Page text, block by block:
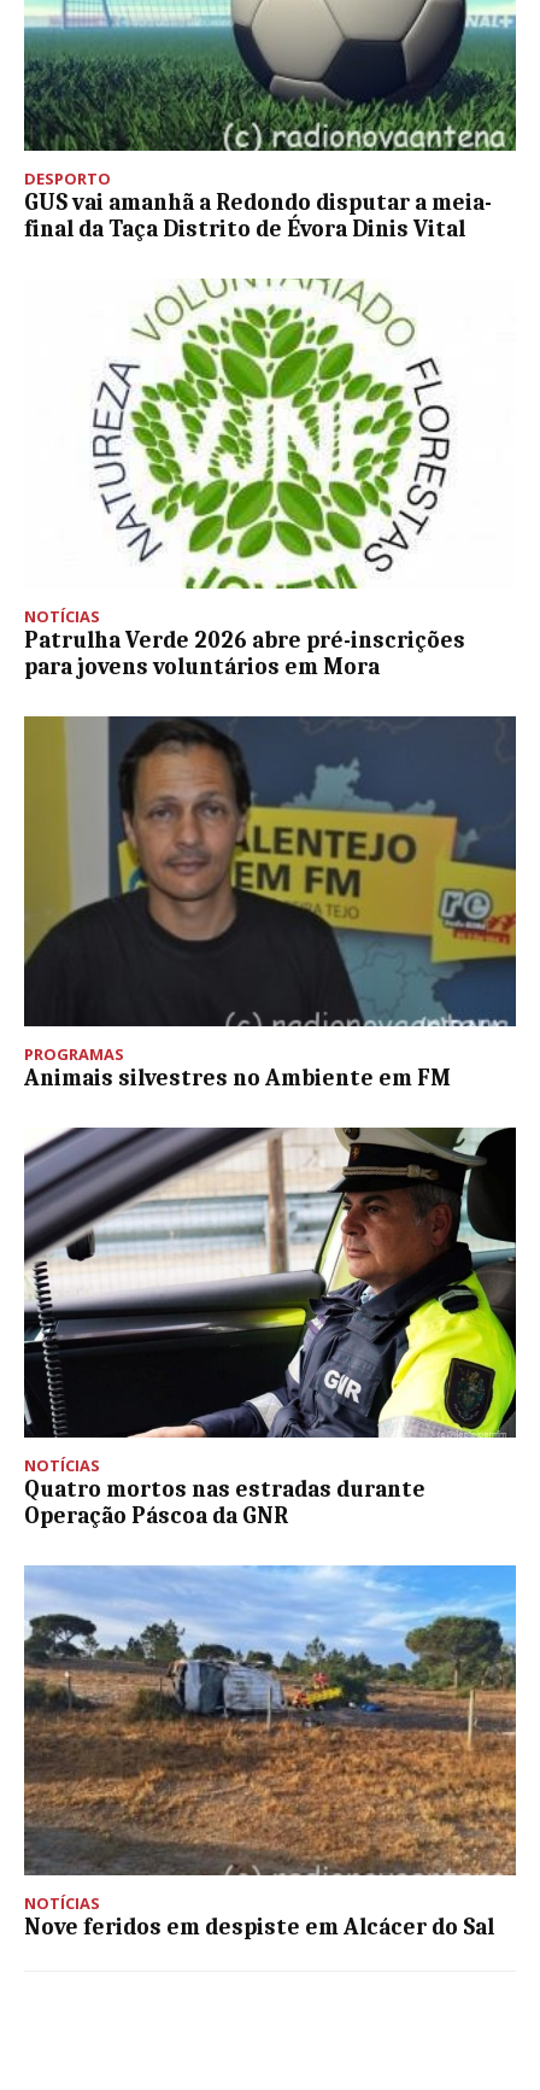
DESPORTO
GUS vai amanhã a Redondo disputar a meia-
final da Taça Distrito de Évora Dinis Vital
NOTÍCIAS
Patrulha Verde 2026 abre pré-inscrições
para jovens voluntários em Mora
PROGRAMAS
Animais silvestres no Ambiente em FM
NOTÍCIAS
Quatro mortos nas estradas durante
Operação Páscoa da GNR
NOTÍCIAS
Nove feridos em despiste em Alcácer do Sal